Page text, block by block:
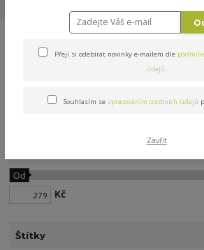
TV držáky, stojany
Kč
Od
Štítky
Přeji si odebírat novinky e-mailem dle
údajů.
Souhlasím se zpracováním osobních údajů
Zavřít